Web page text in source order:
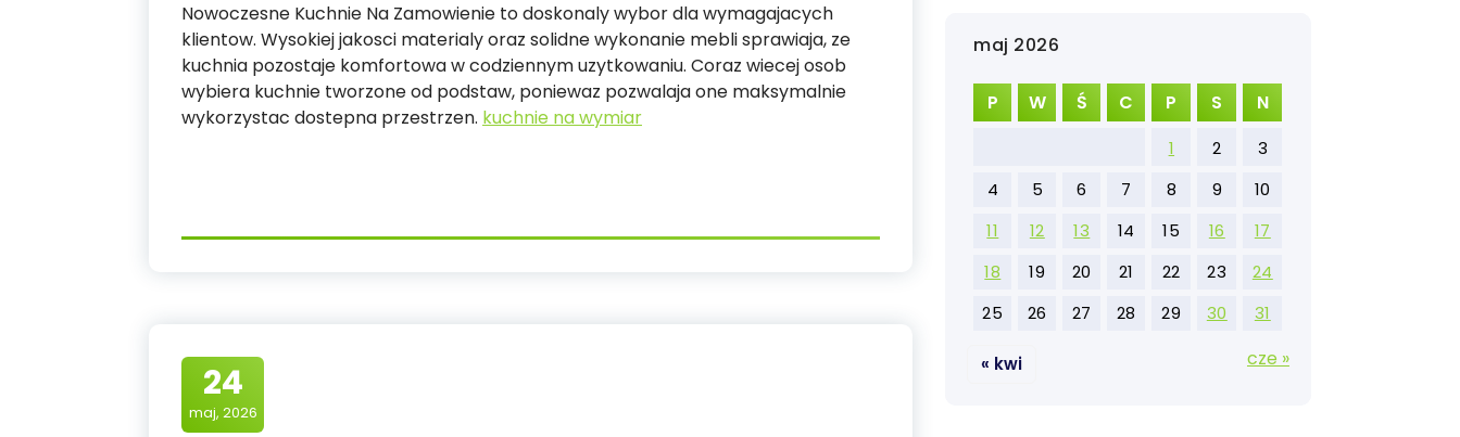
Nowoczesne Kuchnie Na Zamowienie to doskonaly wybor dla wymagajacych
klientow. Wysokiej jakosci materialy oraz solidne wykonanie mebli sprawiaja, ze
kuchnia pozostaje komfortowa w codziennym uzytkowaniu. Coraz wiecej osob
wybiera kuchnie tworzone od podstaw, poniewaz pozwalaja one maksymalnie
wykorzystac dostepna przestrzen. kuchnie na wymiar
24
maj, 2026
maj 2026
P W Ś C P S N
1 2
3
4
5 6 7 8 9
10
11
12 13 14 15 16
17
18
19 20 21 22 23
24
25
26 27 28 29 30 31
« kwi cze »